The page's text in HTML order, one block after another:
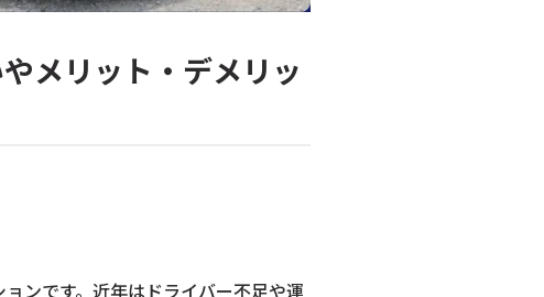
メリット・デメリッ
ンです。近年はドライバー不足や運